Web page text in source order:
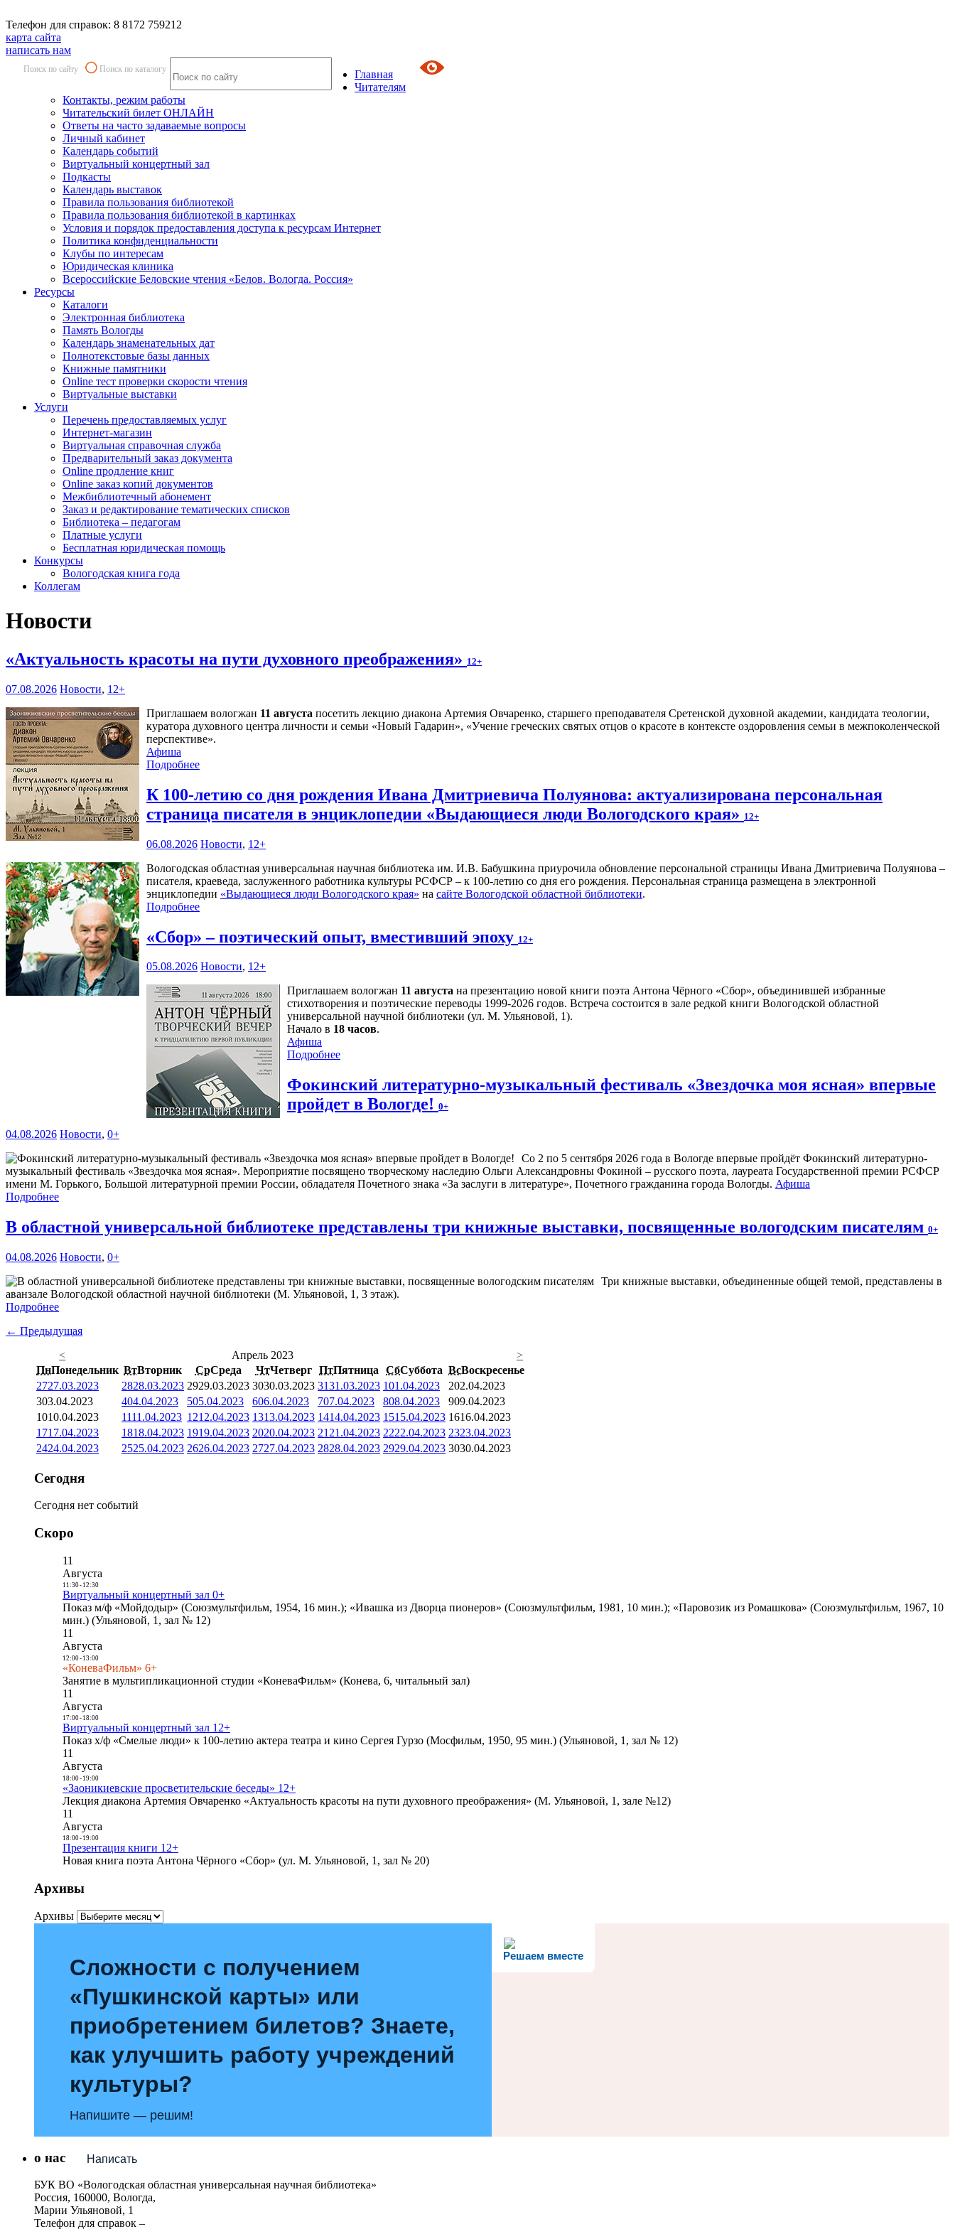
Телефон для справок: 8 8172 759212
карта сайта
написать нам
Поиск по сайту Поиск по каталогу
Главная
Читателям
Контакты, режим работы
Читательский билет ОНЛАЙН
Ответы на часто задаваемые вопросы
Личный кабинет
Календарь событий
Виртуальный концертный зал
Подкасты
Календарь выставок
Правила пользования библиотекой
Правила пользования библиотекой в картинках
Условия и порядок предоставления доступа к ресурсам Интернет
Политика конфиденциальности
Клубы по интересам
Юридическая клиника
Всероссийские Беловские чтения «Белов. Вологда. Россия»
Ресурсы
Каталоги
Электронная библиотека
Память Вологды
Календарь знаменательных дат
Полнотекстовые базы данных
Книжные памятники
Online тест проверки скорости чтения
Виртуальные выставки
Услуги
Перечень предоставляемых услуг
Интернет-магазин
Виртуальная справочная служба
Предварительный заказ документа
Online продление книг
Online заказ копий документов
Межбиблиотечный абонемент
Заказ и редактирование тематических списков
Библиотека – педагогам
Платные услуги
Бесплатная юридическая помощь
Конкурсы
Вологодская книга года
Коллегам
Новости
«Актуальность красоты на пути духовного преображения» 12+
07.08.2026 Новости, 12+
Приглашаем вологжан 11 августа посетить лекцию диакона Артемия Овчаренко, старшего преподавателя Сретенской духовной академии, кандидата теологии,
куратора духовного центра личности и семьи «Новый Гадарин», «Учение греческих святых отцов о красоте в контексте оздоровления семьи в межпоколенческой
перспективе».
Афиша
Подробнее
К 100-летию со дня рождения Ивана Дмитриевича Полуянова: актуализирована персональная
страница писателя в энциклопедии «Выдающиеся люди Вологодского края» 12+
06.08.2026 Новости, 12+
Вологодская областная универсальная научная библиотека им. И.В. Бабушкина приурочила обновление персональной страницы Ивана Дмитриевича Полуянова –
писателя, краеведа, заслуженного работника культуры РСФСР – к 100‑летию со дня его рождения. Персональная страница размещена в электронной
энциклопедии «Выдающиеся люди Вологодского края» на сайте Вологодской областной библиотеки.
Подробнее
«Сбор» – поэтический опыт, вместивший эпоху 12+
05.08.2026 Новости, 12+
Приглашаем вологжан 11 августа на презентацию новой книги поэта Антона Чёрного «Сбор», объединившей избранные
стихотворения и поэтические переводы 1999-2026 годов. Встреча состоится в зале редкой книги Вологодской областной
универсальной научной библиотеки (ул. М. Ульяновой, 1).
Начало в 18 часов.
Афиша
Подробнее
Фокинский литературно-музыкальный фестиваль «Звездочка моя ясная» впервые
пройдет в Вологде! 0+
04.08.2026 Новости, 0+
Со 2 по 5 сентября 2026 года в Вологде впервые пройдёт Фокинский литературно-
музыкальный фестиваль «Звездочка моя ясная». Мероприятие посвящено творческому наследию Ольги Александровны Фокиной – русского поэта, лауреата Государственной премии РСФСР
имени М. Горького, Большой литературной премии России, обладателя Почетного знака «За заслуги в литературе», Почетного гражданина города Вологды. Афиша
Подробнее
В областной универсальной библиотеке представлены три книжные выставки, посвященные вологодским писателям 0+
04.08.2026 Новости, 0+
Три книжные выставки, объединенные общей темой, представлены в
аванзале Вологодской областной научной библиотеки (М. Ульяновой, 1, 3 этаж).
Подробнее
← Предыдущая
<
Апрель 2023
>
ПнПонедельник ВтВторник СрСреда ЧтЧетверг ПтПятница СбСуббота ВсВоскресенье
2727.03.2023 2828.03.2023 2929.03.2023 3030.03.2023 3131.03.2023 101.04.2023 202.04.2023
303.04.2023 404.04.2023 505.04.2023 606.04.2023 707.04.2023 808.04.2023 909.04.2023
1010.04.2023 1111.04.2023 1212.04.2023 1313.04.2023 1414.04.2023 1515.04.2023 1616.04.2023
1717.04.2023 1818.04.2023 1919.04.2023 2020.04.2023 21 21.04.2023 2222.04.2023 2323.04.2023
2424.04.2023 2525.04.2023 2626.04.2023 2727.04.2023 2828.04.2023 2929.04.2023 3030.04.2023
Сегодня
Сегодня нет событий
Скоро
11
Августа
11:30- 12:30
Виртуальный концертный зал 0+
Показ м/ф «Мойдодыр» (Союзмультфильм, 1954, 16 мин.); «Ивашка из Дворца пионеров» (Союзмультфильм, 1981, 10 мин.); «Паровозик из Ромашкова» (Союзмультфильм, 1967, 10
мин.) (Ульяновой, 1, зал № 12)
11
Августа
12:00- 13:00
«КоневаФильм» 6+
Занятие в мультипликационной студии «КоневаФильм» (Конева, 6, читальный зал)
11
Августа
17:00- 18:00
Виртуальный концертный зал 12+
Показ х/ф «Смелые люди» к 100-летию актера театра и кино Сергея Гурзо (Мосфильм, 1950, 95 мин.) (Ульяновой, 1, зал № 12)
11
Августа
18:00- 19:00
«Заоникиевские просветительские беседы» 12+
Лекция диакона Артемия Овчаренко «Актуальность красоты на пути духовного преображения» (М. Ульяновой, 1, зале №12)
11
Августа
18:00- 19:00
Презентация книги 12+
Новая книга поэта Антона Чёрного «Сбор» (ул. М. Ульяновой, 1, зал № 20)
Архивы
Архивы
Решаем вместе
Сложности с получением
«Пушкинской карты» или
приобретением билетов? Знаете,
как улучшить работу учреждений
культуры?
Напишите — решим!
Написать
о нас
БУК ВО «Вологодская областная универсальная научная библиотека»
Россия, 160000, Вологда,
Марии Ульяновой, 1
Телефон для справок –